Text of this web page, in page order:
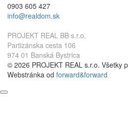
0903 605 427
info@realdom.sk
PROJEKT REAL BB s.r.o.
Partizánska cesta 106
974 01 Banská Bystrica
© 2026 PROJEKT REAL s.r.o. Všetky
Webstránka od forward&forward